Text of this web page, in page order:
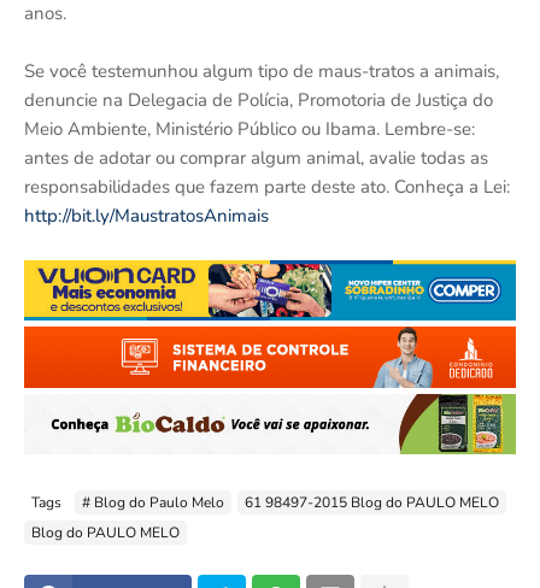
anos.
Se você testemunhou algum tipo de maus-tratos a animais,
denuncie na Delegacia de Polícia, Promotoria de Justiça do
Meio Ambiente, Ministério Público ou Ibama. Lembre-se:
antes de adotar ou comprar algum animal, avalie todas as
responsabilidades que fazem parte deste ato. Conheça a Lei:
http://bit.ly/MaustratosAnimais
Tags # Blog do Paulo Melo
61 98497-2015 Blog do PAULO MELO
Blog do PAULO MELO